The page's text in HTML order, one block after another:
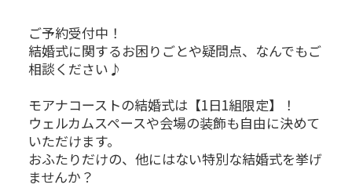
ご予約受付中！
結婚式に関するお困りごとや疑問点、なんでもご
相談ください♪
モアナコーストの結婚式は【1日1組限定】！
ウェルカムスペースや会場の装飾も自由に決めて
いただけます。
おふたりだけの、他にはない特別な結婚式を挙げ
ませんか？